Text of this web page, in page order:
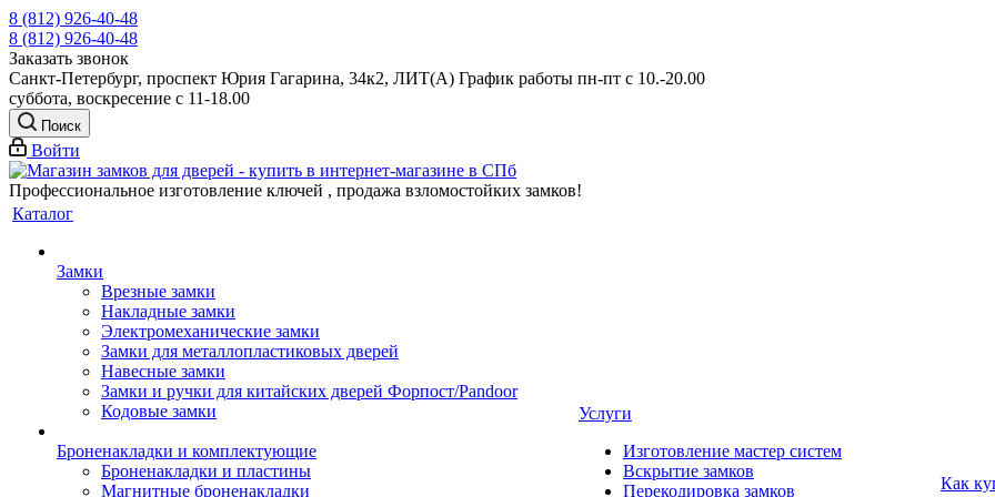
8 (812) 926-40-48
8 (812) 926-40-48
Заказать звонок
Санкт-Петербург, проспект Юрия Гагарина, 34к2, ЛИТ(А) График работы пн-пт с 10.-20.00
суббота, воскресение с 11-18.00
Поиск
Войти
Профессиональное изготовление ключей , продажа взломостойких замков!
Каталог
Замки
Врезные замки
Накладные замки
Электромеханические замки
Замки для металлопластиковых дверей
Навесные замки
Замки и ручки для китайских дверей Форпост/Раndoor
Кодовые замки
Броненакладки и комплектующие
Броненакладки и пластины
Магнитные броненакладки
Услуги
Изготовление мастер систем
Вскрытие замков
Перекодировка замков
Как